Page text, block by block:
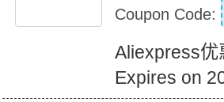
Coupon Code:
Aliexpress优
Expires on